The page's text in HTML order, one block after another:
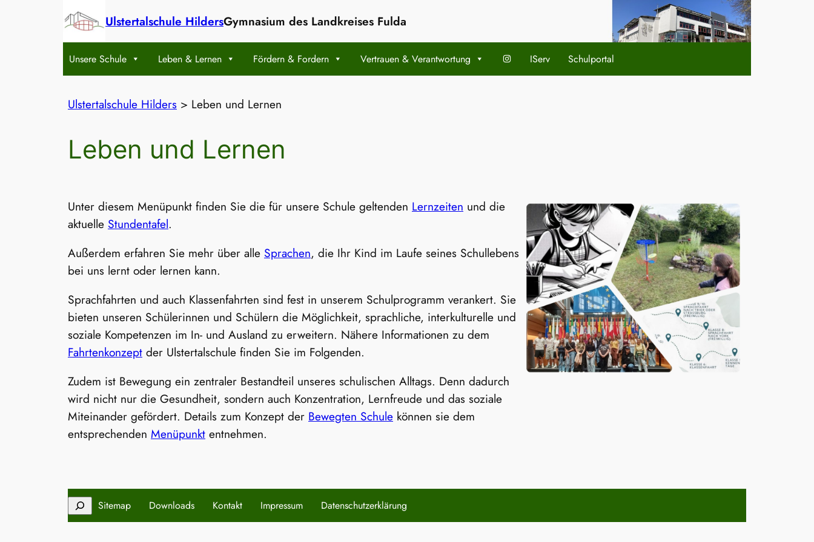
Ulstertalschule HildersGymnasium des Landkreises Fulda
Unsere Schule Leben & Lernen Fördern & Fordern Vertrauen & Verantwortung IServ Schulportal
Ulstertalschule Hilders > Leben und Lernen
Leben und Lernen
Unter diesem Menüpunkt finden Sie die für unsere Schule geltenden Lernzeiten und die
aktuelle Stundentafel.
Außerdem erfahren Sie mehr über alle Sprachen, die Ihr Kind im Laufe seines Schullebens
bei uns lernt oder lernen kann.
Sprachfahrten und auch Klassenfahrten sind fest in unserem Schulprogramm verankert. Sie
bieten unseren Schülerinnen und Schülern die Möglichkeit, sprachliche, interkulturelle und
soziale Kompetenzen im In- und Ausland zu erweitern. Nähere Informationen zu dem
Fahrtenkonzept der Ulstertalschule finden Sie im Folgenden.
Zudem ist Bewegung ein zentraler Bestandteil unseres schulischen Alltags. Denn dadurch
wird nicht nur die Gesundheit, sondern auch Konzentration, Lernfreude und das soziale
Miteinander gefördert. Details zum Konzept der Bewegten Schule können sie dem
entsprechenden Menüpunkt entnehmen.
SuchenSitemap Downloads Kontakt Impressum Datenschutzerklärung